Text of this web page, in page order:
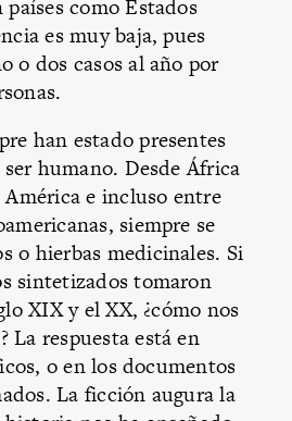
países como Estados
es muy baja, pues
o dos casos al año por
han estado presentes
humano. Desde África
e incluso entre
siempre se
o hierbas medicinales. Si
sintetizados tomaron
XIX y el XX, ¿cómo nos
La respuesta está en
o en los documentos
La ficción augura la